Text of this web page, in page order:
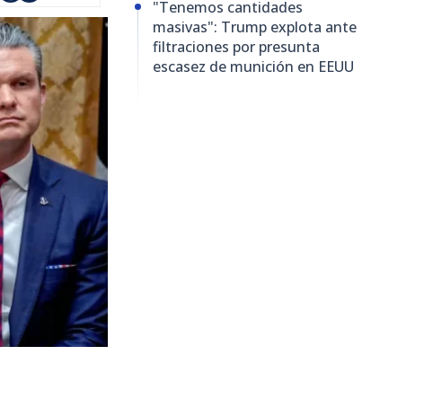
"Tenemos cantidades
masivas": Trump explota ante
filtraciones por presunta
escasez de munición en EEUU